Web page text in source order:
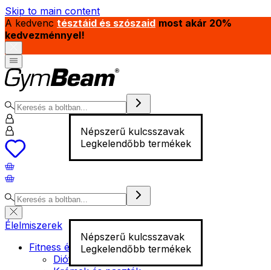
Skip to main content
A kedvenc tésztáid és szószaid most akár 20%
kedvezménnyel!
Népszerű kulcsszavak
Legkelendőbb termékek
Népszerű kulcsszavak
Legkelendőbb termékek
Élelmiszerek
Fitness élelmiszer
Diófélék